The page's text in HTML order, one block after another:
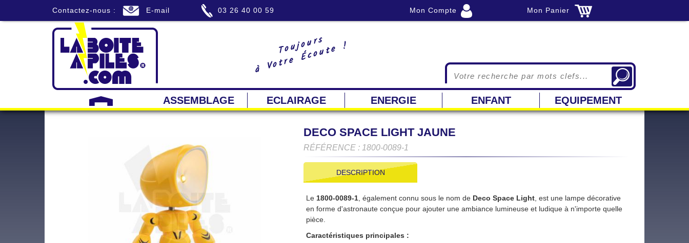
Contactez-nous : E-mail 03 26 40 00 59 Mon Compte Mon Panier
Toujours
à Votre Écoute !
ASSEMBLAGE ECLAIRAGE ENERGIE ENFANT EQUIPEMENT
DECO SPACE LIGHT JAUNE
RÉFÉRENCE : 1800-0089-1
DESCRIPTION
Le 1800-0089-1 , également connu sous le nom de Deco Space Light , est une lampe décorative
en forme d'astronaute conçue pour ajouter une ambiance lumineuse et ludique à n'importe quelle
pièce.
Caractéristiques principales :